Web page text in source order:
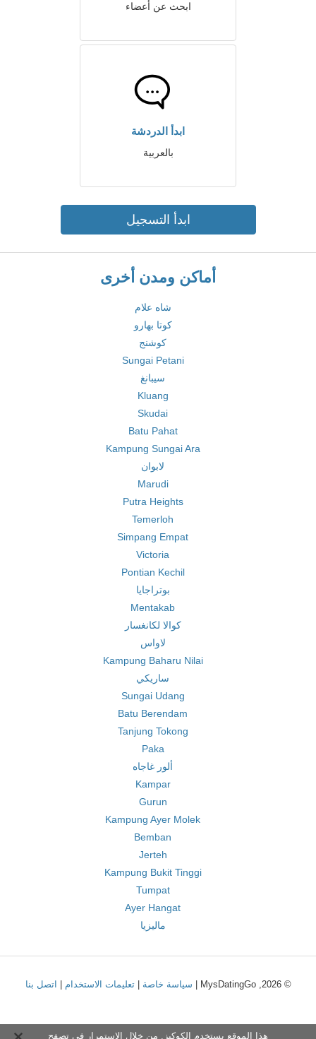
ابحث عن أعضاء
ابدأ الدردشة
بالعربية
ابدأ التسجيل
أماكن ومدن أخرى
شاه علام
كوتا بهارو
كوشنج
Sungai Petani
سيبانغ
Kluang
Skudai
Batu Pahat
Kampung Sungai Ara
لابوان
Marudi
Putra Heights
Temerloh
Simpang Empat
Victoria
Pontian Kechil
بوتراجايا
Mentakab
كوالا لكانغسار
لاواس
Kampung Baharu Nilai
ساريكي
Sungai Udang
Batu Berendam
Tanjung Tokong
Paka
ألور غاجاه
Kampar
Gurun
Kampung Ayer Molek
Bemban
Jerteh
Kampung Bukit Tinggi
Tumpat
Ayer Hangat
ماليزيا
© 2026, MysDatingGo | سياسة خاصة |تعليمات الاستخدام اتصل بنا
هذا الموقع يستخدم الكوكيز. من خلال الاستمرار في تصفح